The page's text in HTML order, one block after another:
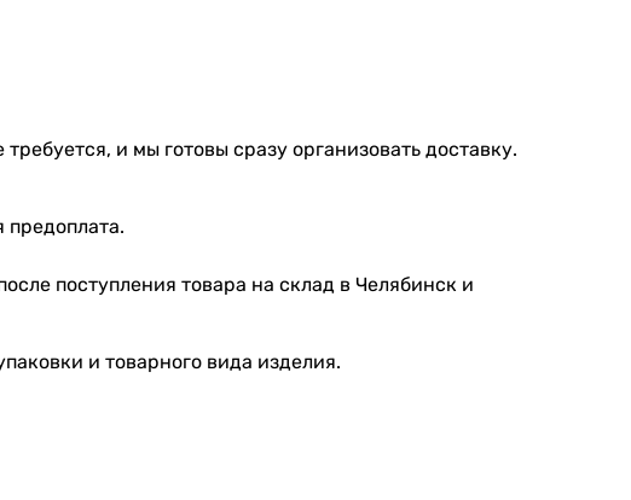
и мы готовы сразу организовать доставку.
предоплата.
поступления товара на склад в Челябинск и
и товарного вида изделия.